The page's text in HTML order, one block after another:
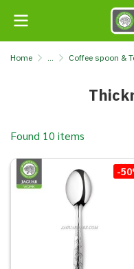
Home ... Coffee spoon &
Found 10 items
-